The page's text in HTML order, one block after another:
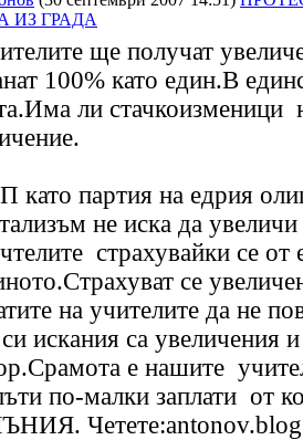
ИЗ ГРАДА
ще получат
100% като един.В
ли стачкоизменици
като партия на едрия
не иска да увеличи
страхувайки се от
се
на учителите да не
искания са увеличения
е нашите
по-малки заплати от